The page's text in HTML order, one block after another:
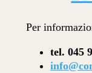
Per
tel. 045